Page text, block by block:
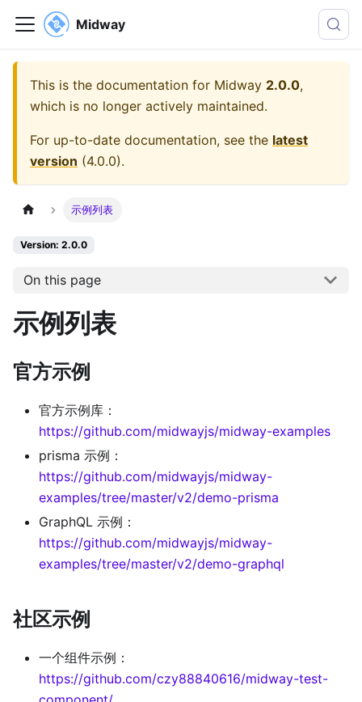
Midway
This is the documentation for Midway 2.0.0,
which is no longer actively maintained.
For up-to-date documentation, see the latest
version (4.0.0).
示例列表
Version: 2.0.0
On this page
示例列表
官方示例
官方示例库：
https://github.com/midwayjs/midway-examples
prisma 示例：
https://github.com/midwayjs/midway-
examples/tree/master/v2/demo-prisma
GraphQL 示例：
https://github.com/midwayjs/midway-
examples/tree/master/v2/demo-graphql
社区示例
一个组件示例：
https://github.com/czy88840616/midway-test-